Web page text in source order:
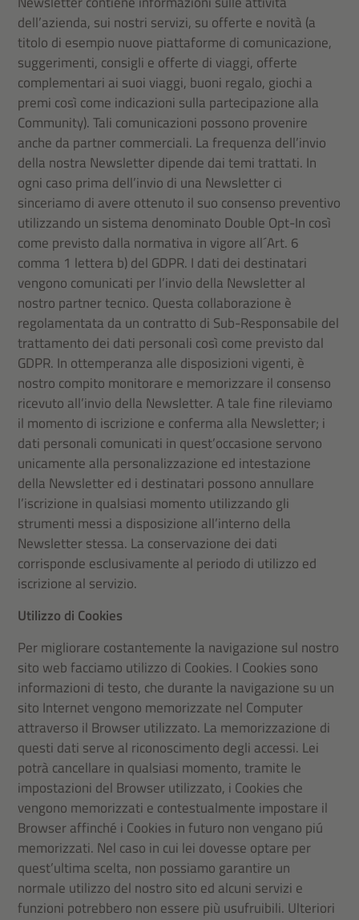
dell’azienda, sui nostri servizi, su offerte e novità (a
titolo di esempio nuove piattaforme di comunicazione,
suggerimenti, consigli e offerte di viaggi, offerte
complementari ai suoi viaggi, buoni regalo, giochi a
premi così come indicazioni sulla partecipazione alla
Community). Tali comunicazioni possono provenire
anche da partner commerciali. La frequenza dell’invio
della nostra Newsletter dipende dai temi trattati. In
ogni caso prima dell’invio di una Newsletter ci
sinceriamo di avere ottenuto il suo consenso preventivo
utilizzando un sistema denominato Double Opt-In così
come previsto dalla normativa in vigore all´Art. 6
comma 1 lettera b) del GDPR. I dati dei destinatari
vengono comunicati per l’invio della Newsletter al
nostro partner tecnico. Questa collaborazione è
regolamentata da un contratto di Sub-Responsabile del
trattamento dei dati personali così come previsto dal
GDPR. In ottemperanza alle disposizioni vigenti, è
nostro compito monitorare e memorizzare il consenso
ricevuto all’invio della Newsletter. A tale fine rileviamo
il momento di iscrizione e conferma alla Newsletter; i
dati personali comunicati in quest’occasione servono
unicamente alla personalizzazione ed intestazione
della Newsletter ed i destinatari possono annullare
l’iscrizione in qualsiasi momento utilizzando gli
strumenti messi a disposizione all’interno della
Newsletter stessa. La conservazione dei dati
corrisponde esclusivamente al periodo di utilizzo ed
iscrizione al servizio.
Utilizzo di Cookies
Per migliorare costantemente la navigazione sul nostro
sito web facciamo utilizzo di Cookies. I Cookies sono
informazioni di testo, che durante la navigazione su un
sito Internet vengono memorizzate nel Computer
attraverso il Browser utilizzato. La memorizzazione di
questi dati serve al riconoscimento degli accessi. Lei
potrà cancellare in qualsiasi momento, tramite le
impostazioni del Browser utilizzato, i Cookies che
vengono memorizzati e contestualmente impostare il
Browser affinché i Cookies in futuro non vengano piú
memorizzati. Nel caso in cui lei dovesse optare per
quest’ultima scelta, non possiamo garantire un
normale utilizzo del nostro sito ed alcuni servizi e
funzioni potrebbero non essere più usufruibili. Ulteriori